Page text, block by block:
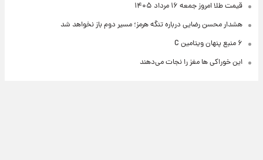
قیمت طلا امروز جمعه ۱۶ مرداد ۱۴۰۵
هشدار محسن رضایی درباره تنگه هرمز؛ مسیر دوم باز نخواهد شد
۶ منبع پنهان ویتامین C
این خوراکی ها مغز را نجات می‌دهند